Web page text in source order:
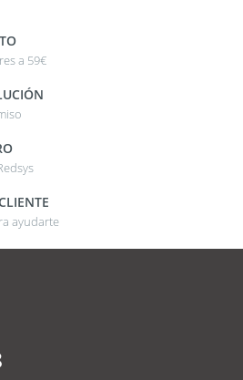
a 59€
ayudarte